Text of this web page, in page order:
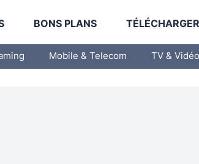
BONS PLANS
Mobile & Telecom TV & Vidéo